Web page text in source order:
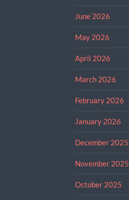
June 2026
May 2026
April 2026
March 2026
February 2026
January 2026
December 2025
November 2025
October 2025